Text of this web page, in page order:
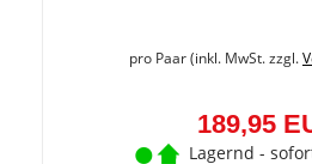
pro Paar (inkl. MwSt. zzgl.
189,95
Lagernd -